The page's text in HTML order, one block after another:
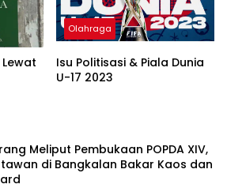
Olahraga
Isu Politisasi & Piala Dunia
U-17 2023
Meliput Pembukaan POPDA XIV,
di Bangkalan Bakar Kaos dan